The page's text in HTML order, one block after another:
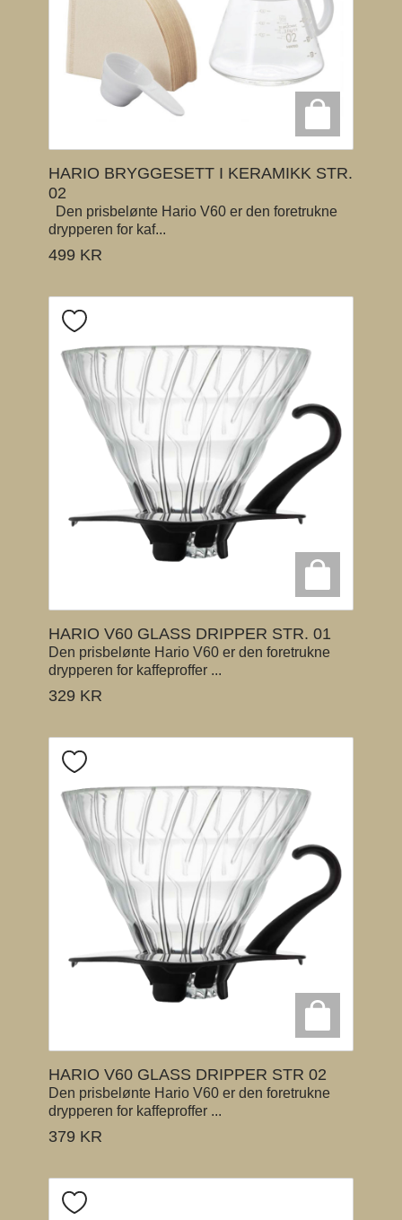
HARIO BRYGGESETT I KERAMIKK STR.
02
Den prisbelønte Hario V60 er den foretrukne
drypperen for kaf...
499 KR
HARIO V60 GLASS DRIPPER STR. 01
Den prisbelønte Hario V60 er den foretrukne
drypperen for kaffeproffer ...
329 KR
HARIO V60 GLASS DRIPPER STR 02
Den prisbelønte Hario V60 er den foretrukne
drypperen for kaffeproffer ...
379 KR